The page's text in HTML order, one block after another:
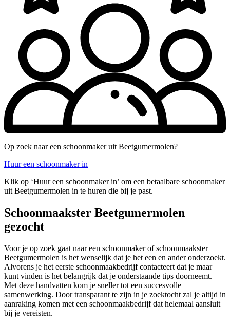
Op zoek naar een schoonmaker uit Beetgumermolen?
Huur een schoonmaker in
Klik op ‘Huur een schoonmaker in’ om een betaalbare schoonmaker
uit Beetgumermolen in te huren die bij je past.
Schoonmaakster Beetgumermolen
gezocht
Voor je op zoek gaat naar een schoonmaker of schoonmaakster
Beetgumermolen is het wenselijk dat je het een en ander onderzoekt.
Alvorens je het eerste schoonmaakbedrijf contacteert dat je maar
kunt vinden is het belangrijk dat je onderstaande tips doorneemt.
Met deze handvatten kom je sneller tot een succesvolle
samenwerking. Door transparant te zijn in je zoektocht zal je altijd in
aanraking komen met een schoonmaakbedrijf dat helemaal aansluit
bij je vereisten.